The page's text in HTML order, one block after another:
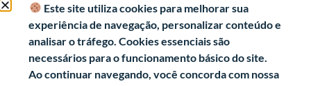
Nota Fiscal Eletrônica
e-SIC (Acesso a Informação)
Transparência Fiscal
História
Este site utiliza cookies para melhorar sua
experiência de navegação, personalizar conteúdo e
analisar o tráfego. Cookies essenciais são
necessários para o funcionamento básico do site.
Ao continuar navegando, você concorda com nossa